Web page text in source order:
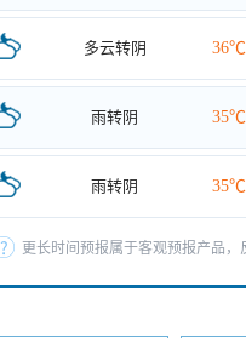
多云转阴 36℃
雨转阴 35℃
雨转阴 35℃
更长时间预报属于客观预报产品